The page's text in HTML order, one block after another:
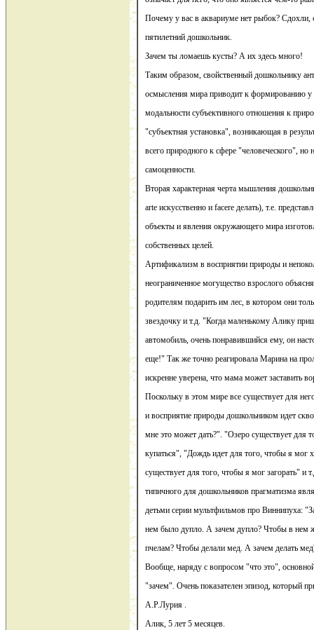
Почему у вас в аквариуме нет рыбок? Сдохли,
пятилетний дошкольник.
Зачем ты ломаешь кусты? А их здесь много!
Таким образом, свойственный дошкольнику
осмысления мира приводит к формированию у
модальности субъективного отношения к
"субъектная установка", возникающая в
всего природного к сфере "человеческого", но
самоценности.
Вторая характерная черта мышления
arte искусственно и facere делать), т.е.
объекты и явления окружающего мира
собственных целей.
Артификализм в восприятии природы и
неограниченное могущество взрослого
родителям подарить им лес, в котором они
звездочку и т.д. "Когда маленькому Алику
автомобиль, очень понравившийся ему, он
еще!" Так же точно реагировала Марина на
искренне уверена, что мама может заставить
Поскольку в этом мире все существует для
и восприятие природы дошкольником идет
мне это может дать?". "Озеро существует для
купаться", "Дождь идет для того, чтобы я мог
существует для того, чтобы я мог загорать" и
типичного для дошкольников прагматизма
детьми серии мультфильмов про Виннипуха:
нем было дупло. А зачем дупло? Чтобы в нем
пчелам? Чтобы делали мед. А зачем делать
Вообще, наряду с вопросом "что это",
"зачем". Очень показателен эпизод, который
А.Р.Лурия .
Алик, 5 лет 5 месяцев.